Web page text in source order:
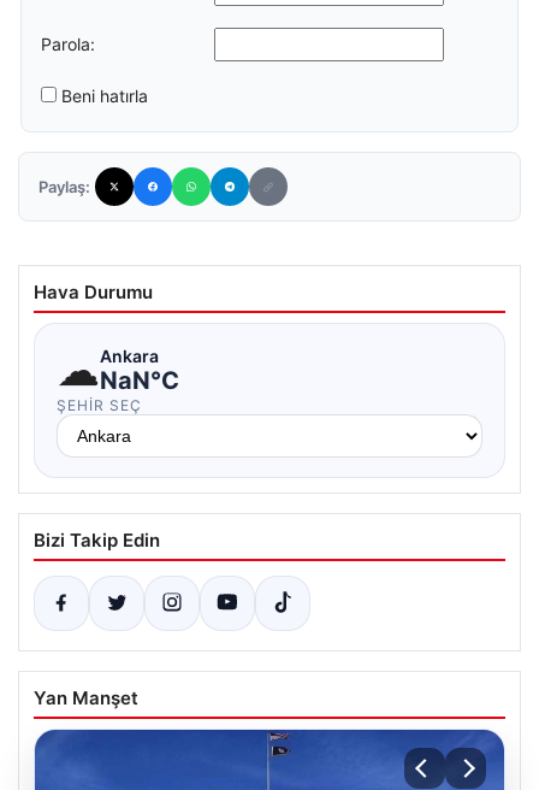
Parola:
Beni hatırla
Paylaş:
Hava Durumu
☁Ankara
NaN°C
ŞEHIR SEÇ
Bizi Takip Edin
Yan Manşet